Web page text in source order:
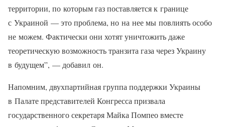
территории, по которым газ поставляется к границе
с Украиной — это проблема, но на нее мы повлиять особо
не можем. Фактически они хотят уничтожить даже
теоретическую возможность транзита газа через Украину
в будущем”, — добавил он.
Напомним, двухпартийная группа поддержки Украины
в Палате представителей Конгресса призвала
государственного секретаря Майка Помпео вместе